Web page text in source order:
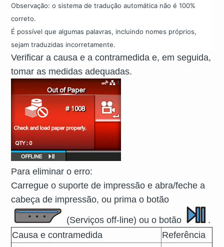
Observação: o sistema de tradução automática não é 100%
correto.
É possível que algumas palavras, incluindo nomes próprios,
sejam traduzidas incorretamente.
Verificar a causa e a contramedida e, em seguida,
tomar as medidas adequadas.
Para eliminar o erro:
Carregue o suporte de impressão e abra/feche a
cabeça de impressão, ou prima o botão
(Serviços off-line) ou o botão
.
Causa e contramedida
Referência